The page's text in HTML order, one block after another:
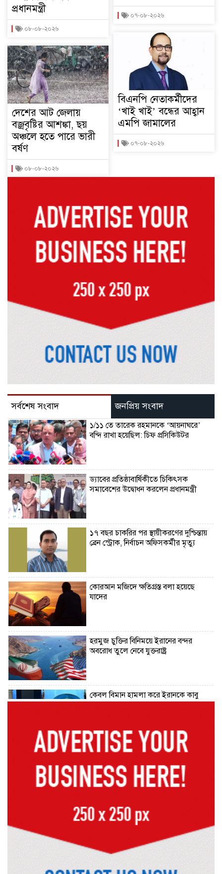
প্রধানমন্ত্রী
০৮-০৮-২০২৬
দেশের আট জেলায়
বজ্রবৃষ্টির আশঙ্কা, ছয়
অঞ্চলে হতে পারে ভারী
বর্ষণ
০৮-০৮-২০২৬
০৭-০৮-২০২৬
বিএনপি নেতাকর্মীদের
‘খাই খাই’ বন্ধের আহ্বান
এমপি জামালের
০৭-০৮-২০২৬
সর্বশেষ সংবাদ জনপ্রিয় সংবাদ
১/১১ তে তারেক রহমানকে ‘আয়নাঘরে’
বন্দি রাখা হয়েছিল: চিফ প্রসিকিউটর
ড্যাবের প্রতিষ্ঠাবার্ষিকীতে চিকিৎসক
সমাবেশের উদ্বোধন করলেন প্রধানমন্ত্রী
১৭ বছর চাকরির পর স্থায়ীকরণের দুশ্চিন্তায়
ব্রেন স্ট্রোক, নির্বাচন অফিসকর্মীর মৃত্যু
কোরআন মজিদে ক্ষতিগ্রস্ত বলা হয়েছে
যাদের
হরমুজ চুক্তির বিনিময়ে ইরানের বন্দর
অবরোধ তুলে নেবে যুক্তরাষ্ট্র
কেবল বিমান হামলা করে ইরানকে কাবু
‘আমার চেয়েও বড় হবে’, ছেলেকে নিয়ে
হারল বাংলাদেশ
‘জেন-জি’ই ‘দেশের চালিকা শক্তি’, আগের